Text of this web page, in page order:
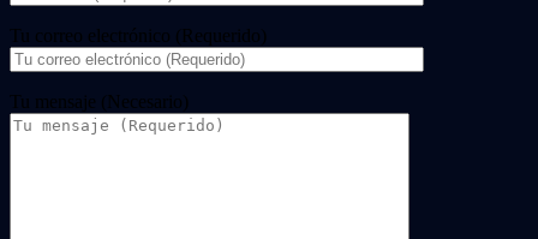
Tu correo electrónico (Requerido)
Tu mensaje (Necesario)